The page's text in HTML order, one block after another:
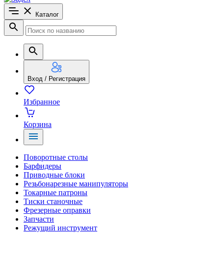
Каталог
Вход / Регистрация
Избранное
Корзина
Поворотные столы
Барфидеры
Приводные блоки
Резьбонарезные манипуляторы
Токарные патроны
Тиски станочные
Фрезерные оправки
Запчасти
Режущий инструмент